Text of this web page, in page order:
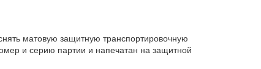
матовую защитную транспортировочную
и серию партии и напечатан на защитной